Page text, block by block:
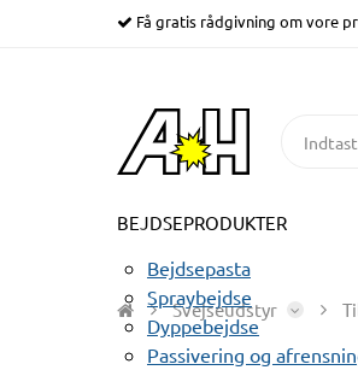
Få gratis rådgivning om vore
BEJDSEPRODUKTER
Bejdsepasta
Spraybejdse
Dyppebejdse
Passivering og
Svejseudstyr